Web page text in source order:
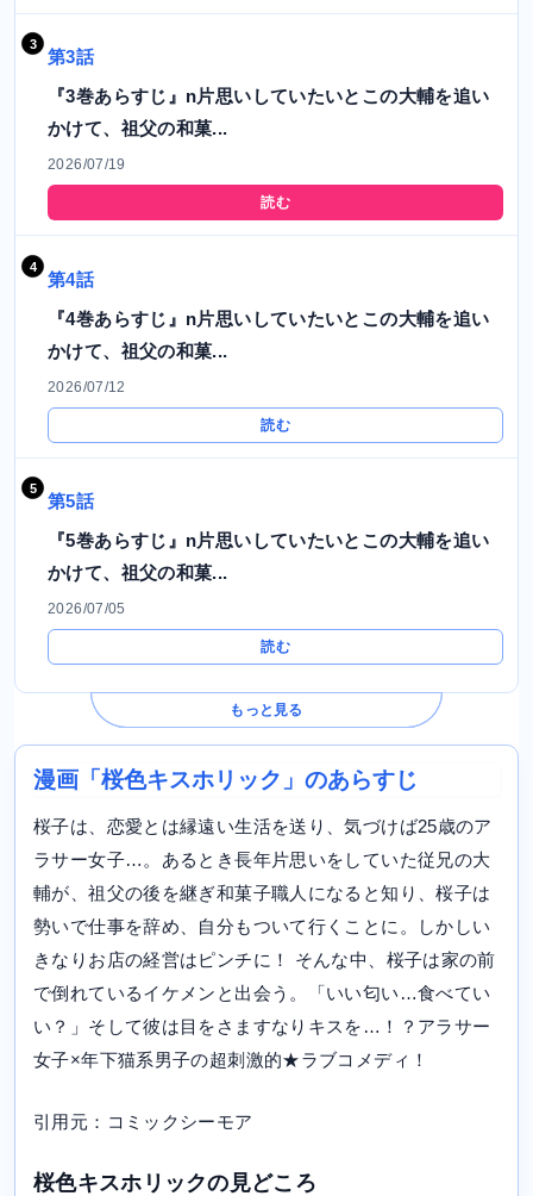
第3話
『3巻あらすじ』n片思いしていたいとこの大輔を追い
かけて、祖父の和菓...
2026/07/19
読む
第4話
『4巻あらすじ』n片思いしていたいとこの大輔を追い
かけて、祖父の和菓...
2026/07/12
読む
第5話
『5巻あらすじ』n片思いしていたいとこの大輔を追い
かけて、祖父の和菓...
2026/07/05
読む
もっと見る
漫画「桜色キスホリック」のあらすじ
桜子は、恋愛とは縁遠い生活を送り、気づけば25歳のア
ラサー女子…。あるとき長年片思いをしていた従兄の大
輔が、祖父の後を継ぎ和菓子職人になると知り、桜子は
勢いで仕事を辞め、自分もついて行くことに。しかしい
きなりお店の経営はピンチに！ そんな中、桜子は家の前
で倒れているイケメンと出会う。「いい匂い…食べてい
い？」そして彼は目をさますなりキスを…！？アラサー
女子×年下猫系男子の超刺激的★ラブコメディ！
引用元：コミックシーモア
桜色キスホリックの見どころ